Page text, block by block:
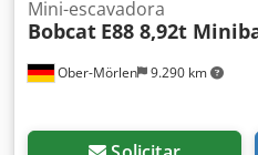
Ober-Mörlen 9.290 km
Mini-escavadora
Bobcat E88 8,92t